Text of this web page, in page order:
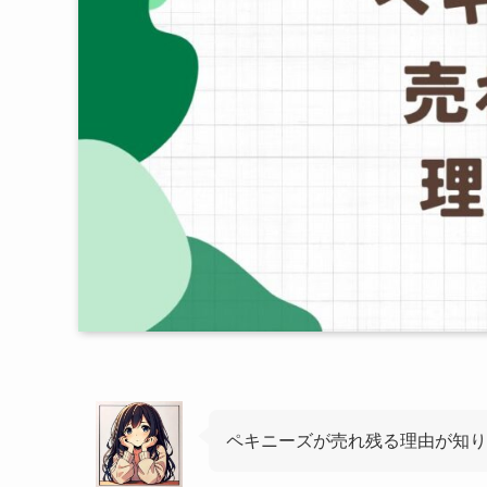
ペキニーズが売れ残る理由が知